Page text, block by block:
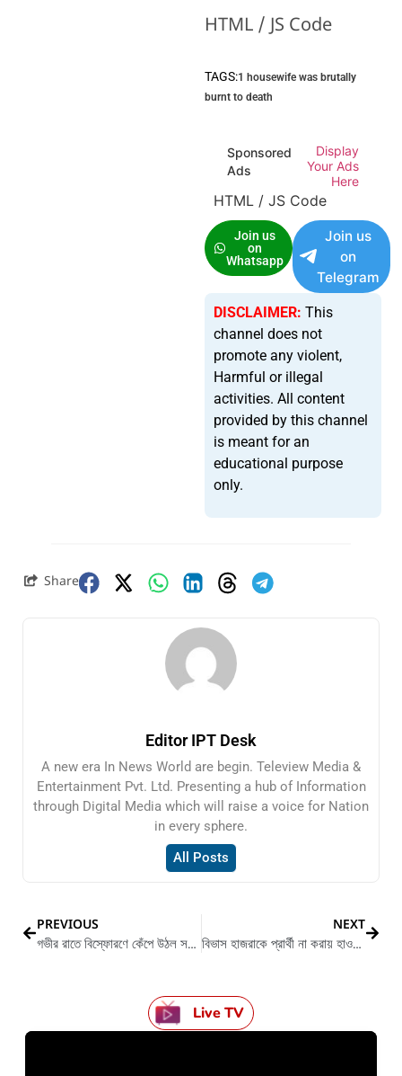
HTML / JS Code
TAGS:1 housewife was brutally
burnt to death
Sponsored
Ads
Display
Your Ads
Here
HTML / JS Code
Join us
on
Whatsapp
Join us
on
Telegram
DISCLAIMER: This
channel does not
promote any violent,
Harmful or illegal
activities. All content
provided by this channel
is meant for an
educational purpose
only.
Share
Editor IPT Desk
A new era In News World are begin. Teleview Media &
Entertainment Pvt. Ltd. Presenting a hub of Information
through Digital Media which will raise a voice for Nation
in every sphere.
All Posts
PREVIOUS
গভীর রাতে বিস্ফোরণে কেঁপে উঠল সমগ্র এলাকা
NEXT
বিভাস হাজরাকে প্রার্থী না করায় হাওড়া জুড়ে বিক্ষোভ
Live TV